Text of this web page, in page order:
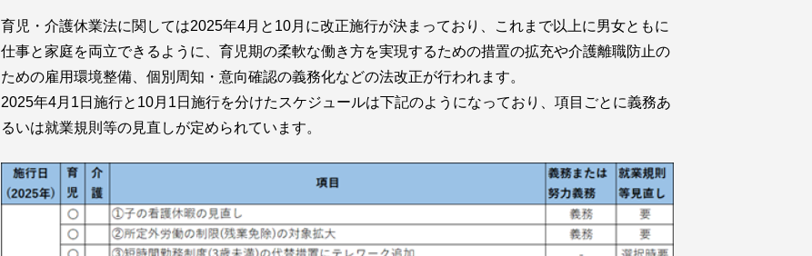
育児・介護休業法に関しては2025年4月と10月に改正施行が決まっており、これまで以上に男女ともに
仕事と家庭を両立できるように、育児期の柔軟な働き方を実現するための措置の拡充や介護離職防止の
ための雇用環境整備、個別周知・意向確認の義務化などの法改正が行われます。
2025年4月1日施行と10月1日施行を分けたスケジュールは下記のようになっており、項目ごとに義務あ
るいは就業規則等の見直しが定められています。